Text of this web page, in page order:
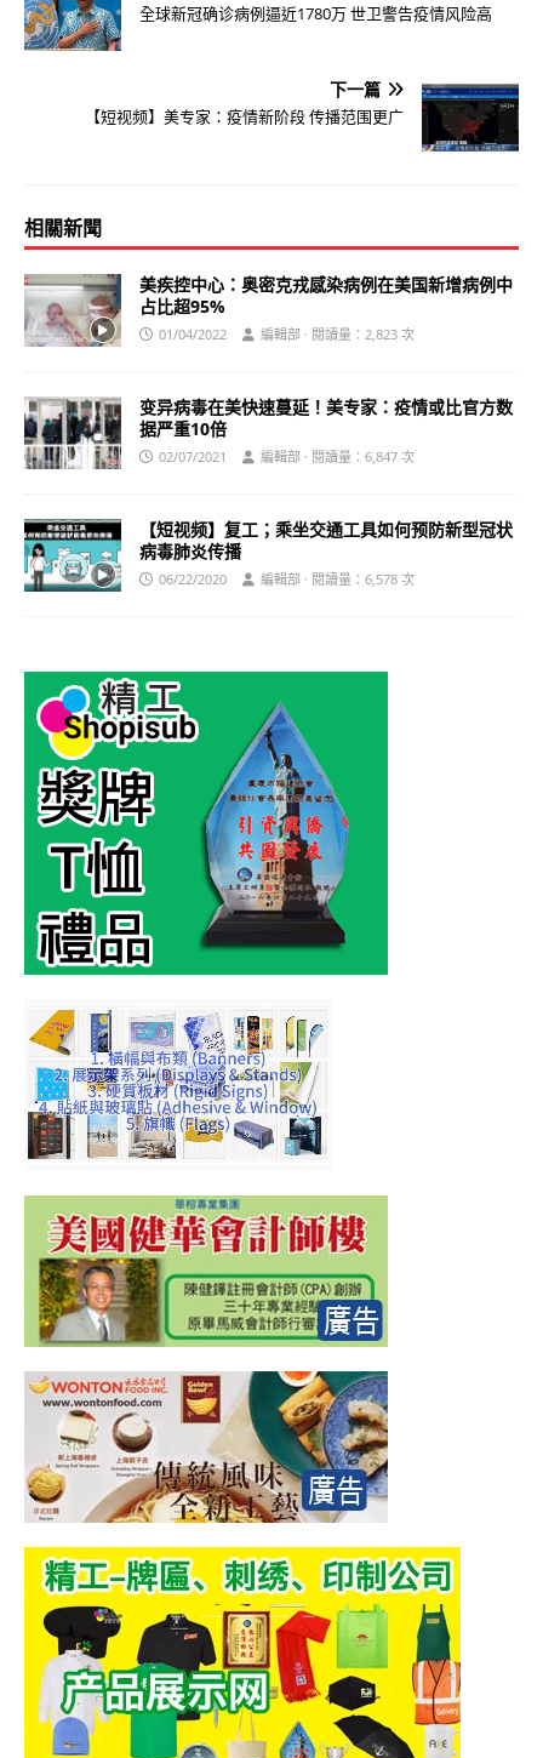
全球新冠确诊病例逼近1780万 世卫警告疫情风险高
下一篇
【短视频】美专家：疫情新阶段 传播范围更广
相關新聞
美疾控中心：奥密克戎感染病例在美国新增病例中
占比超95%
01/04/2022 編輯部 · 閱讀量：2,823 次
变异病毒在美快速蔓延！美专家：疫情或比官方数
据严重10倍
02/07/2021 編輯部 · 閱讀量：6,847 次
【短视频】复工；乘坐交通工具如何预防新型冠状
病毒肺炎传播
06/22/2020 編輯部 · 閱讀量：6,578 次